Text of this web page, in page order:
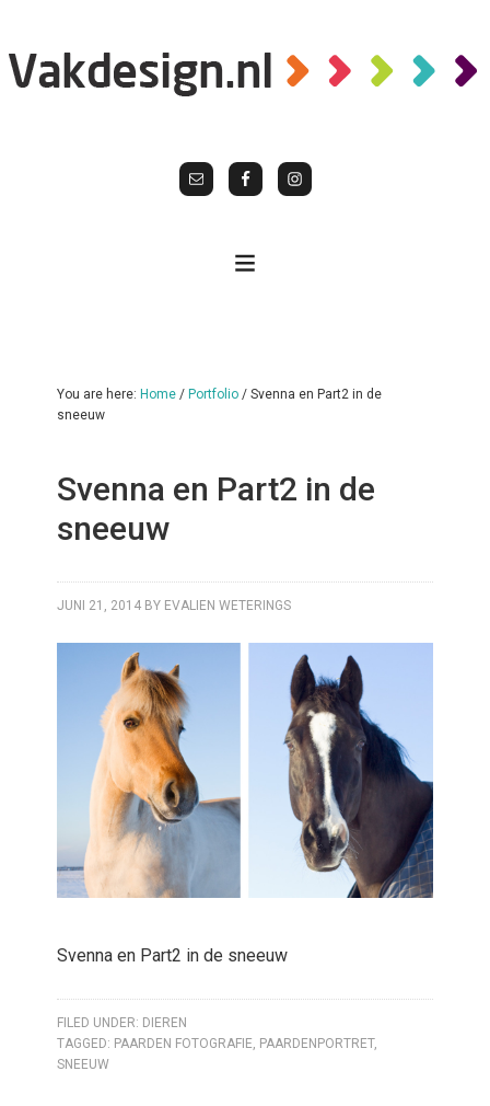
You are here: Home / Portfolio / Svenna en Part2 in de
sneeuw
Svenna en Part2 in de
sneeuw
JUNI 21, 2014 BY EVALIEN WETERINGS
Svenna en Part2 in de sneeuw
FILED UNDER: DIEREN
TAGGED: PAARDEN FOTOGRAFIE, PAARDENPORTRET,
SNEEUW